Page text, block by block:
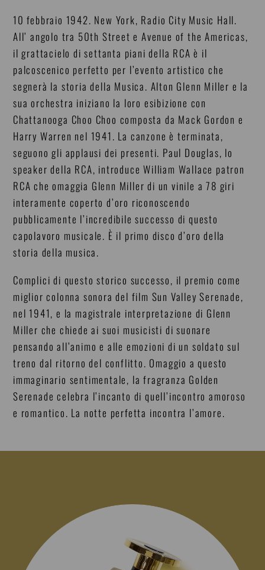
10 febbraio 1942. New York, Radio City Music Hall.
All’ angolo tra 50th Street e Avenue of the Americas,
il grattacielo di settanta piani della RCA è il
palcoscenico perfetto per l’evento artistico che
segnerà la storia della Musica. Alton Glenn Miller e la
sua orchestra iniziano la loro esibizione con
Chattanooga Choo Choo composta da Mack Gordon e
Harry Warren nel 1941. La canzone è terminata,
seguono gli applausi dei presenti. Paul Douglas, lo
speaker della RCA, introduce William Wallace patron
RCA che omaggia Glenn Miller di un vinile a 78 giri
interamente coperto d’oro riconoscendo
pubblicamente l’incredibile successo di questo
capolavoro musicale. È il primo disco d’oro della
storia della musica.
Complici di questo storico successo, il premio come
miglior colonna sonora del film Sun Valley Serenade,
nel 1941, e la magistrale interpretazione di Glenn
Miller che chiede ai suoi musicisti di suonare
pensando all’animo e alle emozioni di un soldato sul
treno dal ritorno del conflitto. Omaggio a questo
immaginario sentimentale, la fragranza Golden
Serenade celebra l’incanto di quell’incontro amoroso
e romantico. La notte perfetta incontra l’amore.